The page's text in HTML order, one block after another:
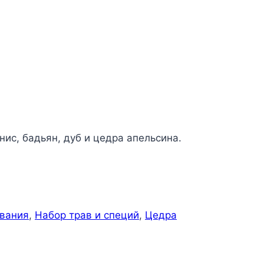
бадьян, дуб и цедра апельсина.
, Набор трав и специй, Цедра